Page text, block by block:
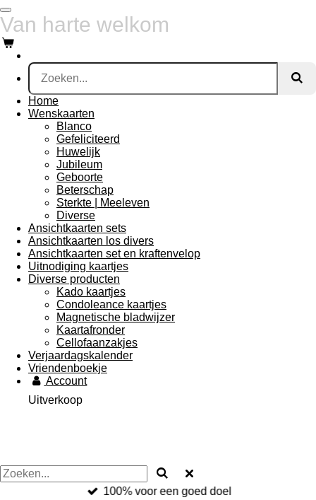
Ga
direct
naar
de
hoofdinhoud
Van harte welkom
Home
Wenskaarten
Blanco
Gefeliciteerd
Huwelijk
Jubileum
Geboorte
Beterschap
Sterkte | Meeleven
Diverse
Ansichtkaarten sets
Ansichtkaarten los divers
Ansichtkaarten set en kraftenvelop
Uitnodiging kaartjes
Diverse producten
Kado kaartjes
Condoleance kaartjes
Magnetische bladwijzer
Kaartafronder
Cellofaanzakjes
Verjaardagskalender
Vriendenboekje
Account
Uitverkoop
100% voor een goed doel